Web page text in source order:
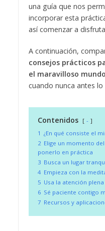
una guía que nos
incorporar esta
así comenzar a
A continuación,
consejos prácticos
el maravilloso
cuando nunca antes
Contenidos
-
1 ¿En qué consiste el
2 Elige un momento
ponerlo en práctica
3 Busca un lugar
4 Empieza con la
5 Usa la atención
6 Sé paciente contigo
7 Recursos y